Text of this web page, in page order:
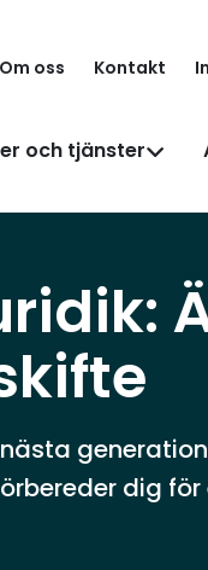
Om oss Kontakt
och tjänster
dig för